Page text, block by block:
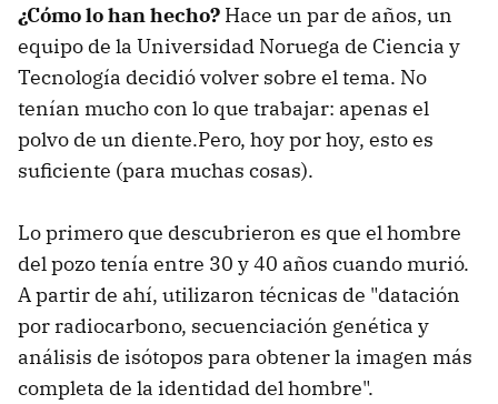
¿Cómo lo han hecho? Hace un par de años, un
equipo de la Universidad Noruega de Ciencia y
Tecnología decidió volver sobre el tema. No
tenían mucho con lo que trabajar: apenas el
polvo de un diente.Pero, hoy por hoy, esto es
suficiente (para muchas cosas).
Lo primero que descubrieron es que el hombre
del pozo tenía entre 30 y 40 años cuando murió.
A partir de ahí, utilizaron técnicas de "datación
por radiocarbono, secuenciación genética y
análisis de isótopos para obtener la imagen más
completa de la identidad del hombre".